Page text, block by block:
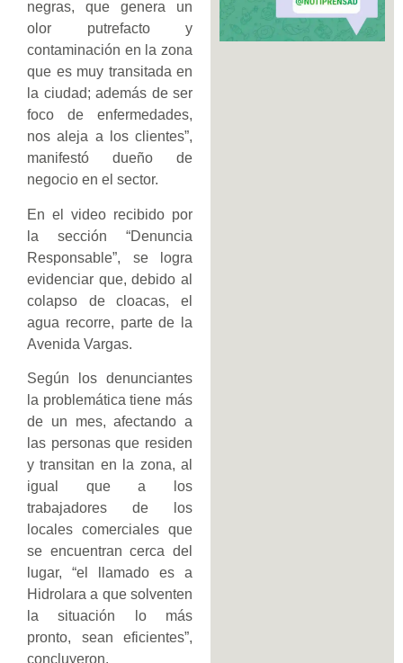
negras, que genera un
olor putrefacto y
contaminación en la zona
que es muy transitada en
la ciudad; además de ser
foco de enfermedades,
nos aleja a los clientes”,
manifestó dueño de
negocio en el sector.
En el video recibido por
la sección “Denuncia
Responsable”, se logra
evidenciar que, debido al
colapso de cloacas, el
agua recorre, parte de la
Avenida Vargas.
Según los denunciantes
la problemática tiene más
de un mes, afectando a
las personas que residen
y transitan en la zona, al
igual que a los
trabajadores de los
locales comerciales que
se encuentran cerca del
lugar, “el llamado es a
Hidrolara a que solventen
la situación lo más
pronto, sean eficientes”,
concluyeron.